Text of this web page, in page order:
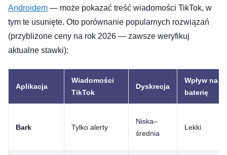
Androidem — może pokazać treść wiadomości TikTok, w
tym te usunięte. Oto porównanie popularnych rozwiązań
(przybliżone ceny na rok 2026 — zawsze weryfikuj
aktualne stawki):
Aplikacja
Wiadomości
TikTok
Dyskrecja
Wpływ na
baterię
Bark Tylko alerty
Niska–
średnia
Lekki